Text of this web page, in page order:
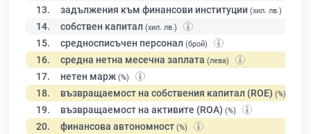
13. задължения към финансови институции (хил. лв.)
14. собствен капитал (хил. лв.)
15. средносписъчен персонал (брой)
16. средна нетна месечна заплата (лева)
17. нетен марж (%)
18. възвращаемост на собствения капитал (ROE) (%)
19. възвращаемост на активите (ROA) (%)
20. финансова автономност (%)